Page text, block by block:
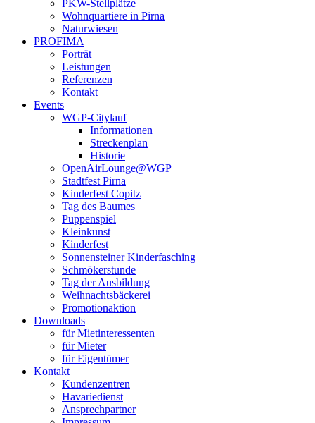
PKW-Stellplätze
Wohnquartiere in Pirna
Naturwiesen
PROFIMA
Porträt
Leistungen
Referenzen
Kontakt
Events
WGP-Citylauf
Informationen
Streckenplan
Historie
OpenAirLounge@WGP
Stadtfest Pirna
Kinderfest Copitz
Tag des Baumes
Puppenspiel
Kleinkunst
Kinderfest
Sonnensteiner Kinderfasching
Schmökerstunde
Tag der Ausbildung
Weihnachtsbäckerei
Promotionaktion
Downloads
für Mietinteressenten
für Mieter
für Eigentümer
Kontakt
Kundenzentren
Havariedienst
Ansprechpartner